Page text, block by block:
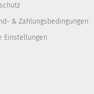
& Zahlungsbedingungen
Einstellungen